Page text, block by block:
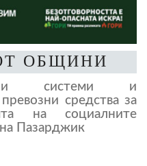
ОБЩИНИ
системи и
средства за
на социалните
Пазарджик